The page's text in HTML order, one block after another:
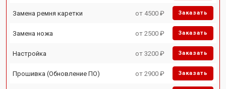
Замена ремня каретки от 4500 ₽ Заказать
Замена ножа от 2500 ₽ Заказать
Настройка от 3200 ₽ Заказать
Прошивка (Обновление ПО) от 2900 ₽ Заказать